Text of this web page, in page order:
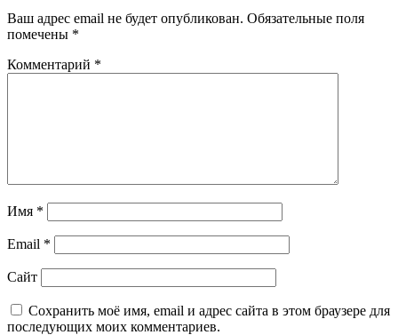
Ваш адрес email не будет опубликован. Обязательные поля
помечены *
Комментарий *
Имя *
Email *
Сайт
Сохранить моё имя, email и адрес сайта в этом браузере для
последующих моих комментариев.